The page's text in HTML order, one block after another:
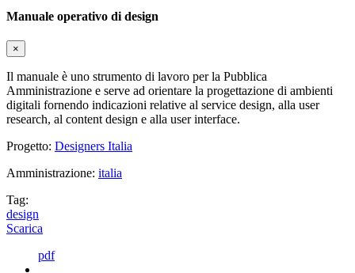
Manuale operativo di design
×
Il manuale è uno strumento di lavoro per la Pubblica
Amministrazione e serve ad orientare la progettazione di ambienti
digitali fornendo indicazioni relative al service design, alla user
research, al content design e alla user interface.
Progetto: Designers Italia
Amministrazione: italia
Tag:
design
Scarica
pdf